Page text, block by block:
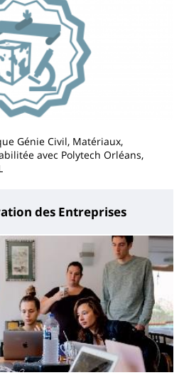
Génie Civil, Matériaux,
avec Polytech Orléans,
des Entreprises